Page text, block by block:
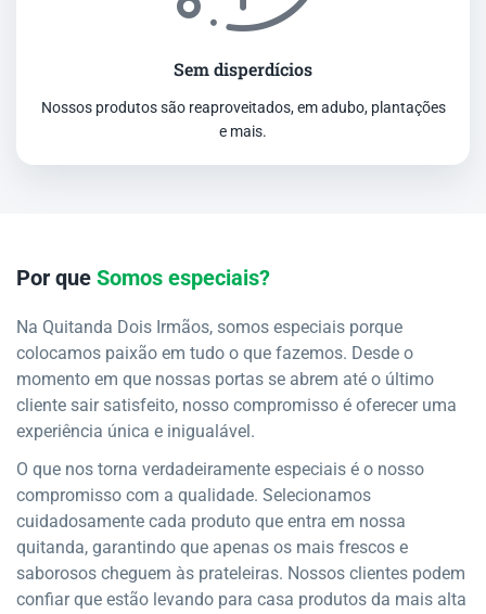
Sem disperdícios
Nossos produtos são reaproveitados, em adubo, plantações
e mais.
Por que Somos especiais?
Na Quitanda Dois Irmãos, somos especiais porque
colocamos paixão em tudo o que fazemos. Desde o
momento em que nossas portas se abrem até o último
cliente sair satisfeito, nosso compromisso é oferecer uma
experiência única e inigualável.
O que nos torna verdadeiramente especiais é o nosso
compromisso com a qualidade. Selecionamos
cuidadosamente cada produto que entra em nossa
quitanda, garantindo que apenas os mais frescos e
saborosos cheguem às prateleiras. Nossos clientes podem
confiar que estão levando para casa produtos da mais alta